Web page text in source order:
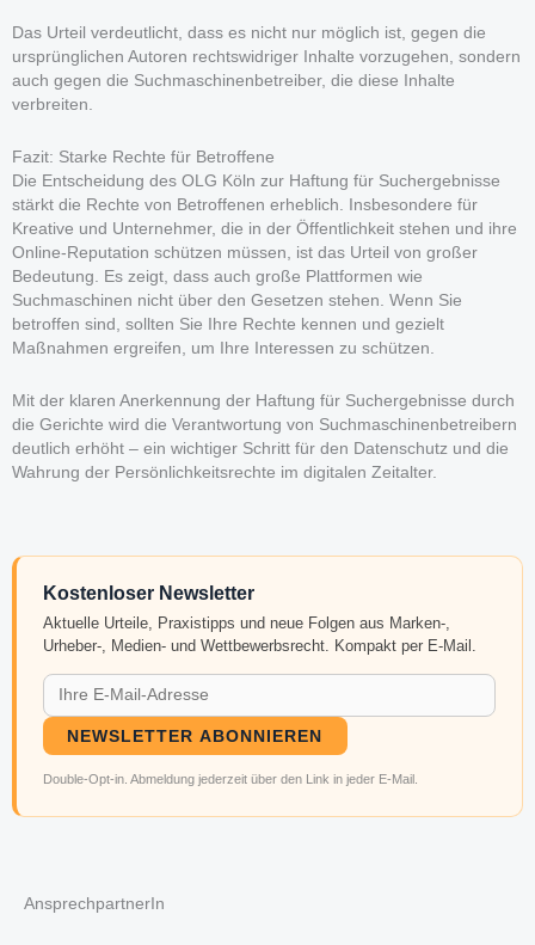
Das Urteil verdeutlicht, dass es nicht nur möglich ist, gegen die
ursprünglichen Autoren rechtswidriger Inhalte vorzugehen, sondern
auch gegen die Suchmaschinenbetreiber, die diese Inhalte
verbreiten.
Fazit: Starke Rechte für Betroffene
Die Entscheidung des OLG Köln zur Haftung für Suchergebnisse
stärkt die Rechte von Betroffenen erheblich. Insbesondere für
Kreative und Unternehmer, die in der Öffentlichkeit stehen und ihre
Online-Reputation schützen müssen, ist das Urteil von großer
Bedeutung. Es zeigt, dass auch große Plattformen wie
Suchmaschinen nicht über den Gesetzen stehen. Wenn Sie
betroffen sind, sollten Sie Ihre Rechte kennen und gezielt
Maßnahmen ergreifen, um Ihre Interessen zu schützen.
Mit der klaren Anerkennung der Haftung für Suchergebnisse durch
die Gerichte wird die Verantwortung von Suchmaschinenbetreibern
deutlich erhöht – ein wichtiger Schritt für den Datenschutz und die
Wahrung der Persönlichkeitsrechte im digitalen Zeitalter.
Kostenloser Newsletter
Aktuelle Urteile, Praxistipps und neue Folgen aus Marken-,
Urheber-, Medien- und Wettbewerbsrecht. Kompakt per E-Mail.
NEWSLETTER ABONNIEREN
Double-Opt-in. Abmeldung jederzeit über den Link in jeder E-Mail.
AnsprechpartnerIn